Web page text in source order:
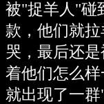
被"捉羊人"碰
款，他们就
哭，最后还
着他们怎么
就出现了一